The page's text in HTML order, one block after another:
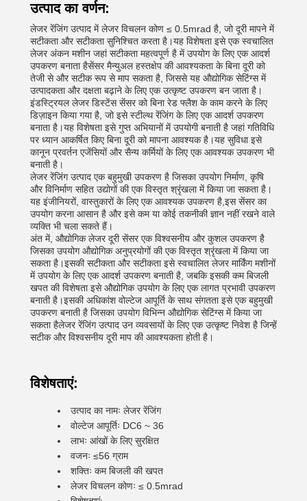
उत्पाद का वर्णन:
लेजर रेंजिंग उत्पाद में लेजर विचलन कोण ≤ 0.5mrad है, जो दूरी मापने में
सटीकता और सटीकता सुनिश्चित करता है।यह विशेषता इसे एक स्वचालित
लेजर अंकन मशीन जहां सटीकता महत्वपूर्ण है में उपयोग के लिए एक आदर्श
उपकरण बनाता हैसेंसर मैन्युअल हस्तक्षेप की आवश्यकता के बिना दूरी को
तेजी से और सटीक रूप से माप सकता है, जिससे यह औद्योगिक सेटिंग्स में
उत्पादकता और दक्षता बढ़ाने के लिए एक उत्कृष्ट उपकरण बन जाता है।
इंडस्ट्रियल लेजर डिस्टेंस सेंसर को बिना रेड फ्लैश के काम करने के लिए
डिज़ाइन किया गया है, जो इसे स्टील्थ रेंजिंग के लिए एक आदर्श उपकरण
बनाता है।यह विशेषता इसे गुप्त अभियानों में उपयोगी बनाती है जहां गतिविधि
पर ध्यान आकर्षित किए बिना दूरी को मापना आवश्यक है।यह सुविधा इसे
कानून प्रवर्तन एजेंसियों और सैन्य कर्मियों के लिए एक आवश्यक उपकरण भी
बनाती है।
लेजर रेंजिंग उत्पाद एक बहुमुखी उपकरण है जिसका उपयोग निर्माण, कृषि
और विनिर्माण सहित उद्योगों की एक विस्तृत श्रृंखला में किया जा सकता है।
यह इंजीनियरों, वास्तुकारों के लिए एक आवश्यक उपकरण है,इस सेंसर का
उपयोग करना आसान है और इसे कम या कोई तकनीकी ज्ञान नहीं रखने वाले
व्यक्ति भी चला सकते हैं।
अंत में, औद्योगिक लेजर दूरी सेंसर एक विश्वसनीय और कुशल उपकरण है
जिसका उपयोग औद्योगिक अनुप्रयोगों की एक विस्तृत श्रृंखला में किया जा
सकता है।इसकी सटीकता और सटीकता इसे स्वचालित लेजर मार्किंग मशीनों
में उपयोग के लिए एक आदर्श उपकरण बनाती है, जबकि इसकी कम बिजली
खपत की विशेषता इसे औद्योगिक उपयोग के लिए एक लागत प्रभावी उपकरण
बनाती है।इसकी अधिकांश वोल्टेज आपूर्ति के साथ संगतता इसे एक बहुमुखी
उपकरण बनाती है जिसका उपयोग विभिन्न औद्योगिक सेटिंग्स में किया जा
सकता हैलेजर रेंजिंग उत्पाद उन व्यवसायों के लिए एक उत्कृष्ट निवेश है जिन्हें
सटीक और विश्वसनीय दूरी माप की आवश्यकता होती है।
विशेषताएं:
उत्पाद का नामः लेजर रेंजिंग
वोल्टेज आपूर्तिः DC6 ~ 36
लाभः आंखों के लिए सुरक्षित
वजनः ≤56 ग्राम
शक्तिः कम बिजली की खपत
लेजर विचलन कोणः ≤ 0.5mrad